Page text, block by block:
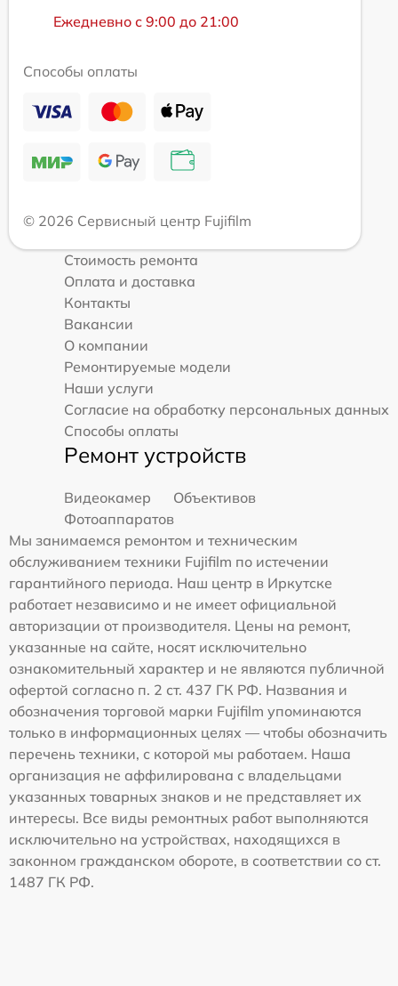
Ежедневно с 9:00 до 21:00
Способы оплаты
© 2026 Сервисный центр Fujifilm
Стоимость ремонта
Оплата и доставка
Контакты
Вакансии
О компании
Ремонтируемые модели
Наши услуги
Согласие на обработку персональных данных
Способы оплаты
Ремонт устройств
Видеокамер
Объективов
Фотоаппаратов
Мы занимаемся ремонтом и техническим
обслуживанием техники Fujifilm по истечении
гарантийного периода. Наш центр в Иркутске
работает независимо и не имеет официальной
авторизации от производителя. Цены на ремонт,
указанные на сайте, носят исключительно
ознакомительный характер и не являются публичной
офертой согласно п. 2 ст. 437 ГК РФ. Названия и
обозначения торговой марки Fujifilm упоминаются
только в информационных целях — чтобы обозначить
перечень техники, с которой мы работаем. Наша
организация не аффилирована с владельцами
указанных товарных знаков и не представляет их
интересы. Все виды ремонтных работ выполняются
исключительно на устройствах, находящихся в
законном гражданском обороте, в соответствии со ст.
1487 ГК РФ.